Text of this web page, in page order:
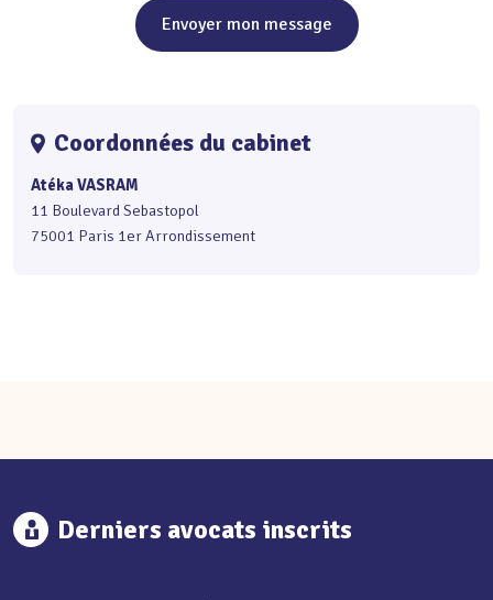
Envoyer mon message
Coordonnées du cabinet
Atéka VASRAM
11 Boulevard Sebastopol
75001 Paris 1er Arrondissement
Derniers avocats inscrits